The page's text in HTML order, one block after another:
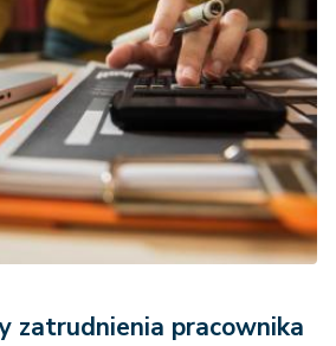
zatrudnienia pracownika